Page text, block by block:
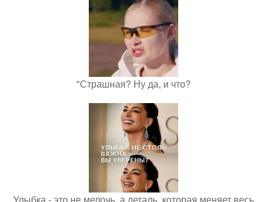
"Страшная? Ну да, и что?